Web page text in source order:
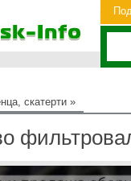
скатерти »